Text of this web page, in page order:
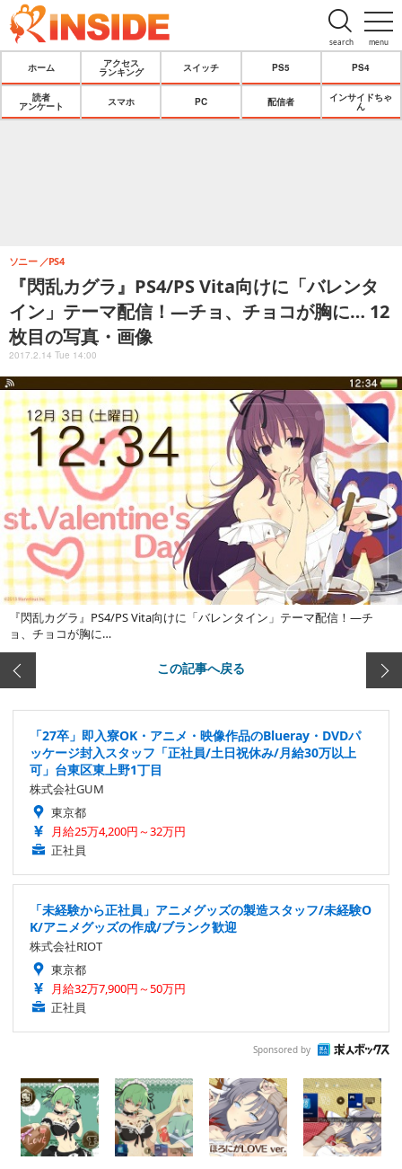
menu
search
ホーム
アクセス
ランキング
スイッチ PS5 PS4
読者
アンケート
スマホ PC 配信者
インサイドちゃ
ん
『閃乱カグラ』PS4/PS Vita向けに「バレンタ
イン」テーマ配信！―チョ、チョコが胸に… 12
枚目の写真・画像
ソニー PS4
2017.2.14 Tue 14:00
『閃乱カグラ』PS4/PS Vita向けに「バレンタイン」テーマ配信！―チ
ョ、チョコが胸に…
この記事へ戻る
「27卒」即入寮OK・アニメ・映像作品のBlueray・DVDパ
ッケージ封入スタッフ「正社員/土日祝休み/月給30万以上
可」台東区東上野1丁目
株式会社GUM
東京都
月給25万4,200円～32万円
正社員
「未経験から正社員」アニメグッズの製造スタッフ/未経験O
K/アニメグッズの作成/ブランク歓迎
株式会社RIOT
東京都
月給32万7,900円～50万円
正社員
Sponsored by